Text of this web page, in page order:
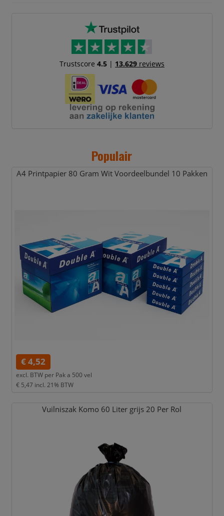
Trustscore 4.5| 13.629reviews
Populair
A4 Printpapier 80 Gram Wit Voordeelbundel 10 Pakken
€ 4,52
excl. BTW per Pak a 500 vel
€ 5,47 incl. 21% BTW
Vuilniszak Komo 60 Liter grijs 20 Per Rol